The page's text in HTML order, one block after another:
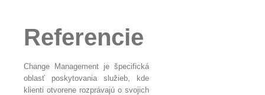
Referencie
Change Management je špecifická
oblasť poskytovania služieb, kde
klienti otvorene rozprávajú o svojich